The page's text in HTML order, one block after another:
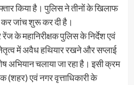
किया है। पुलिस ने तीनों के खिलाफ
जांच शुरू कर दी है।
के महानिरीक्षक पुलिस के निर्देश एवं
में अवैध हथियार रखने और सप्लाई
अभियान चलाया जा रहा है। इसी क्रम
(शहर) एवं नगर वृत्ताधिकारी के